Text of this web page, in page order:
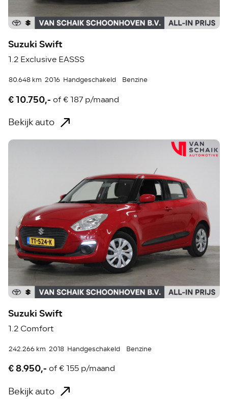
Suzuki Swift
1.2 Exclusive EASSS
80.648 km 2016 Handgeschakeld Benzine
€ 10.750,- of€ 187 p/maand
Bekijk auto
Suzuki Swift
1.2 Comfort
242.266 km 2018 Handgeschakeld Benzine
€ 8.950,- of€ 155 p/maand
Bekijk auto